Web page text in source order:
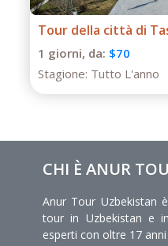
Tour della città di
1 giorni, da: $70
Stagione: Tutto L'anno
CHI È ANUR
Anur Tour Uzbekistan
tour in Uzbekistan e
esperti con oltre 17